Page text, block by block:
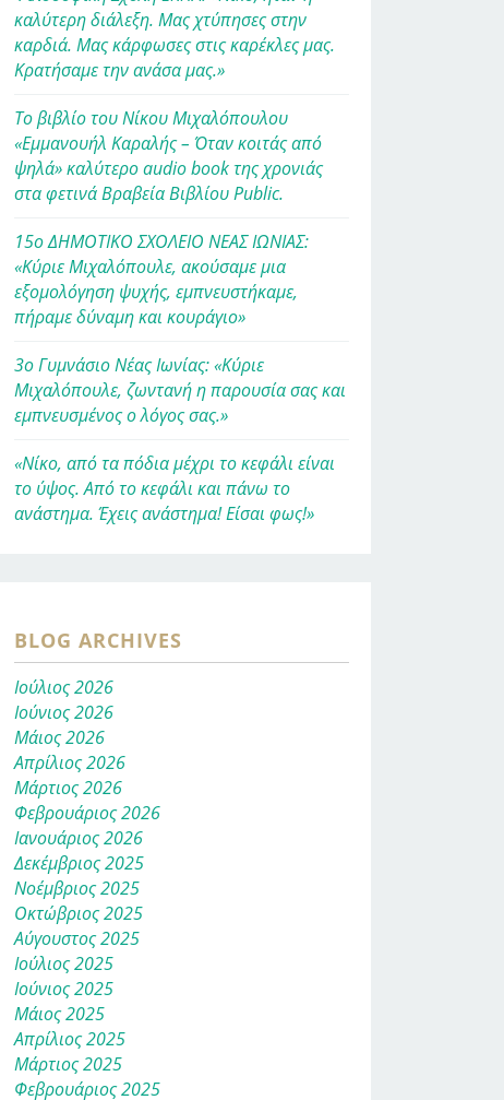
καλύτερη διάλεξη. Μας χτύπησες στην
καρδιά. Μας κάρφωσες στις καρέκλες μας.
Κρατήσαμε την ανάσα μας.»
Το βιβλίο του Νίκου Μιχαλόπουλου
«Εμμανουήλ Καραλής – Όταν κοιτάς από
ψηλά» καλύτερο audio book της χρονιάς
στα φετινά Βραβεία Βιβλίου Public.
15ο ΔΗΜΟΤΙΚΟ ΣΧΟΛΕΙΟ ΝΕΑΣ ΙΩΝΙΑΣ:
«Κύριε Μιχαλόπουλε, ακούσαμε μια
εξομολόγηση ψυχής, εμπνευστήκαμε,
πήραμε δύναμη και κουράγιο»
3ο Γυμνάσιο Νέας Ιωνίας: «Κύριε
Μιχαλόπουλε, ζωντανή η παρουσία σας και
εμπνευσμένος ο λόγος σας.»
«Νίκο, από τα πόδια μέχρι το κεφάλι είναι
το ύψος. Από το κεφάλι και πάνω το
ανάστημα. Έχεις ανάστημα! Είσαι φως!»
BLOG ARCHIVES
Ιούλιος 2026
Ιούνιος 2026
Μάιος 2026
Απρίλιος 2026
Μάρτιος 2026
Φεβρουάριος 2026
Ιανουάριος 2026
Δεκέμβριος 2025
Νοέμβριος 2025
Οκτώβριος 2025
Αύγουστος 2025
Ιούλιος 2025
Ιούνιος 2025
Μάιος 2025
Απρίλιος 2025
Μάρτιος 2025
Φεβρουάριος 2025